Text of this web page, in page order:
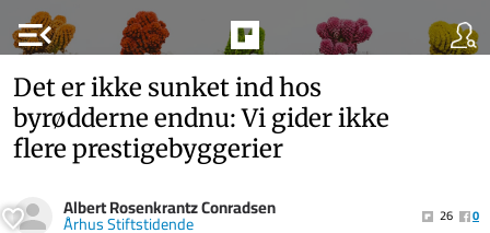
menu_open
Det er ikke sunket ind hos
byrødderne endnu: Vi gider ikke
flere prestigebyggerier
Albert Rosenkrantz Conradsen
Århus Stiftstidende 26
0